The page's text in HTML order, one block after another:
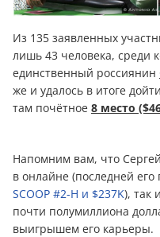
Из 135 заявленных
лишь 43 человека, среди
единственный россиянин
же и удалось в итоге
там почётное 8 место
Напомним вам, что
в онлайне (последней
SCOOP #2-H и $237K), так
почти полумиллиона
выигрышем его карьеры.